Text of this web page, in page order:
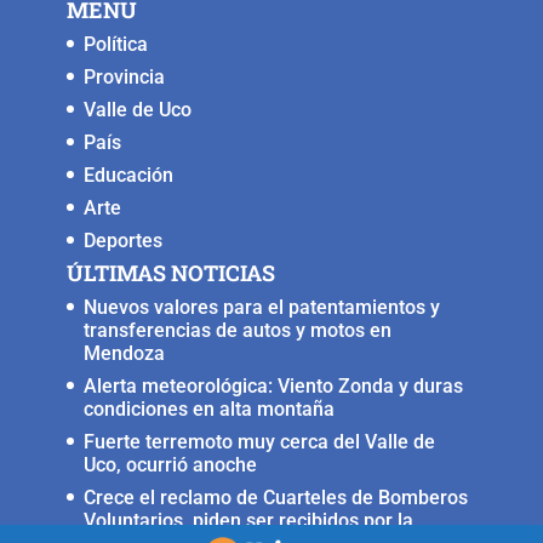
MENU
Política
Provincia
Valle de Uco
País
Educación
Arte
Deportes
ÚLTIMAS NOTICIAS
Nuevos valores para el patentamientos y
transferencias de autos y motos en
Mendoza
Alerta meteorológica: Viento Zonda y duras
condiciones en alta montaña
Fuerte terremoto muy cerca del Valle de
Uco, ocurrió anoche
Crece el reclamo de Cuarteles de Bomberos
Voluntarios, piden ser recibidos por la